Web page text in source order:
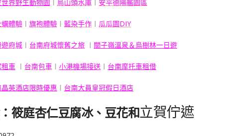
界野生動物園 ︱ 烏山頭水庫 ︱ 安平德陽艦園區
體驗 ︱ 旗袍體驗 ︱ 藍染手作 ︱ 瓜瓜園DIY
府城 ︱ 台南府城懷舊之旅 ︱ 關子嶺溫泉＆烏樹林一日遊
租車 ︱ 台南包車 ︱ 小港機場接送 ︱ 台南摩托車租借
晶英酒店限時優惠 ︱ 台南大員皇冠假日酒店
：筱庭杏仁豆腐冰、豆花和立賀佇遮